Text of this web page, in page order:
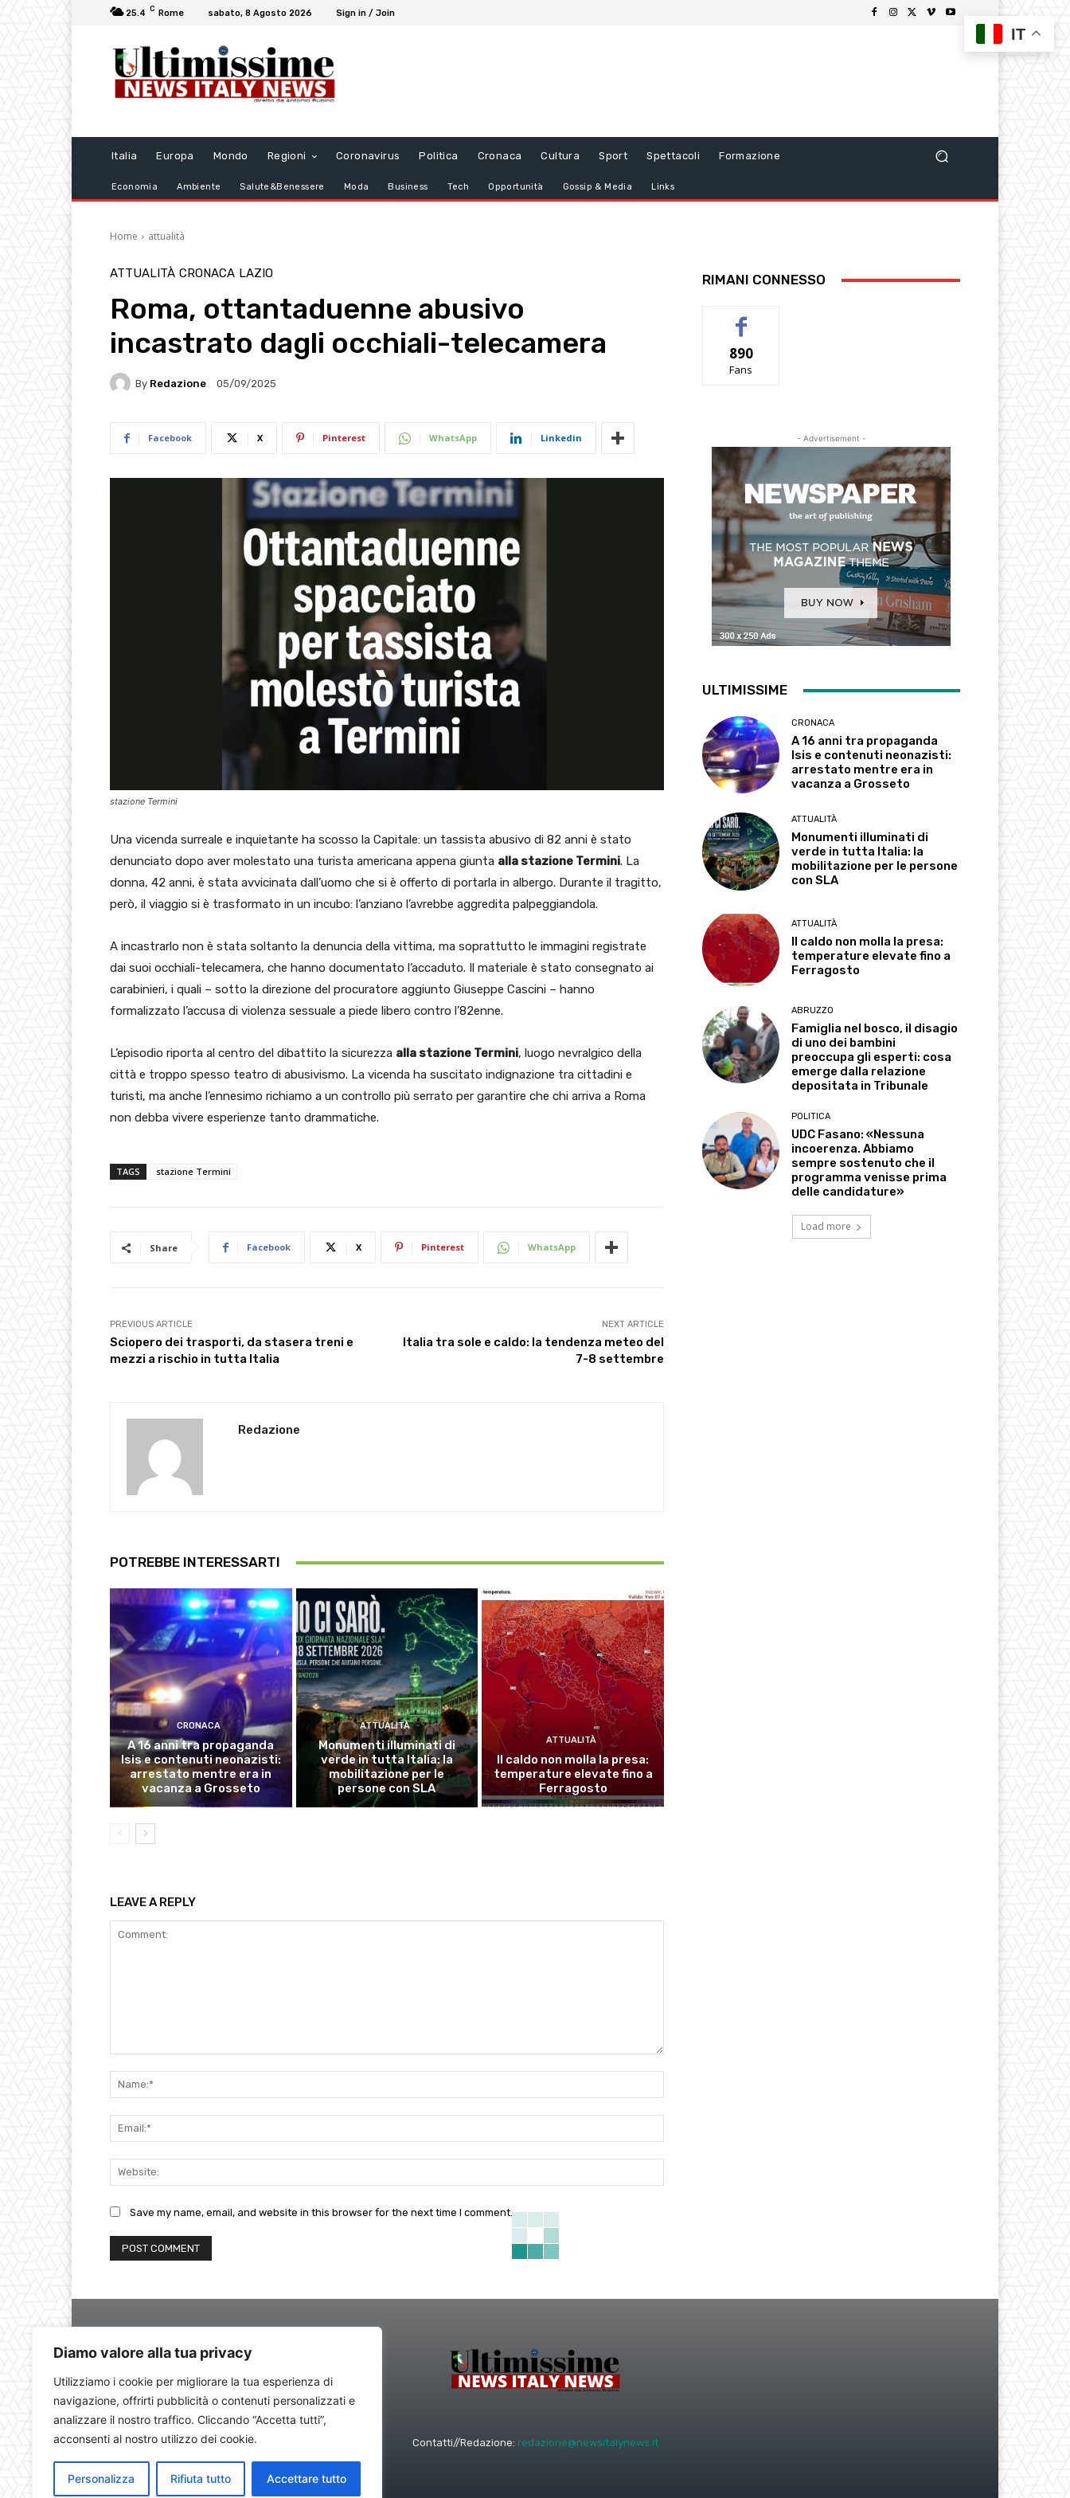
Diamo valore alla tua privacy
Utilizziamo i cookie per migliorare la tua esperienza di
navigazione, offrirti pubblicità o contenuti personalizzati e
analizzare il nostro traffico. Cliccando “Accetta tutti”,
acconsenti al nostro utilizzo dei cookie.
Personalizza Rifiuta tutto Accettare tutto
25.4 C Rome sabato, 8 Agosto 2026 Sign in / Join
Italia Europa Mondo Regioni Coronavirus Politica Cronaca Cultura Sport Spettacoli Formazione
Economia Ambiente Salute&Benessere Moda Business Tech Opportunità Gossip & Media Links
Home attualità
ATTUALITÀ CRONACA LAZIO
Roma, ottantaduenne abusivo
incastrato dagli occhiali-telecamera
By Redazione 05/09/2025
Facebook X Pinterest WhatsApp Linkedin
stazione Termini
Una vicenda surreale e inquietante ha scosso la Capitale: un tassista abusivo di 82 anni è stato
denunciato dopo aver molestato una turista americana appena giunta alla stazione Termini. La
donna, 42 anni, è stata avvicinata dall’uomo che si è offerto di portarla in albergo. Durante il tragitto,
però, il viaggio si è trasformato in un incubo: l’anziano l’avrebbe aggredita palpeggiandola.
A incastrarlo non è stata soltanto la denuncia della vittima, ma soprattutto le immagini registrate
dai suoi occhiali-telecamera, che hanno documentato l’accaduto. Il materiale è stato consegnato ai
carabinieri, i quali – sotto la direzione del procuratore aggiunto Giuseppe Cascini – hanno
formalizzato l’accusa di violenza sessuale a piede libero contro l’82enne.
L’episodio riporta al centro del dibattito la sicurezza alla stazione Termini, luogo nevralgico della
città e troppo spesso teatro di abusivismo. La vicenda ha suscitato indignazione tra cittadini e
turisti, ma anche l’ennesimo richiamo a un controllo più serrato per garantire che chi arriva a Roma
non debba vivere esperienze tanto drammatiche.
TAGS stazione Termini
Share Facebook X Pinterest WhatsApp
PREVIOUS ARTICLE
Sciopero dei trasporti, da stasera treni e
mezzi a rischio in tutta Italia
NEXT ARTICLE
Italia tra sole e caldo: la tendenza meteo del
7-8 settembre
Redazione
POTREBBE INTERESSARTI
CRONACA
A 16 anni tra propaganda
Isis e contenuti neonazisti:
arrestato mentre era in
vacanza a Grosseto
ATTUALITÀ
Monumenti illuminati di
verde in tutta Italia: la
mobilitazione per le
persone con SLA
ATTUALITÀ
Il caldo non molla la presa:
temperature elevate fino a
Ferragosto
LEAVE A REPLY
Save my name, email, and website in this browser for the next time I comment.
RIMANI CONNESSO
890
Fans
- Advertisement -
ULTIMISSIME
CRONACA
A 16 anni tra propaganda
Isis e contenuti neonazisti:
arrestato mentre era in
vacanza a Grosseto
ATTUALITÀ
Monumenti illuminati di
verde in tutta Italia: la
mobilitazione per le persone
con SLA
ATTUALITÀ
Il caldo non molla la presa:
temperature elevate fino a
Ferragosto
ABRUZZO
Famiglia nel bosco, il disagio
di uno dei bambini
preoccupa gli esperti: cosa
emerge dalla relazione
depositata in Tribunale
POLITICA
UDC Fasano: «Nessuna
incoerenza. Abbiamo
sempre sostenuto che il
programma venisse prima
delle candidature»
Load more
Contatti//Redazione: redazione@newsitalynews.it
IT